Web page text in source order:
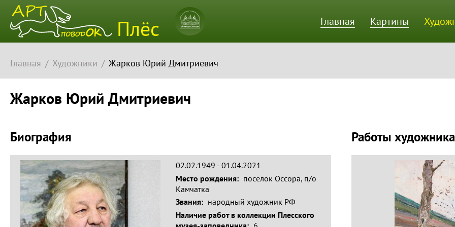
Плёс
Плёсский
музей-
заповедник
Главная Картины
Главная Художники Жарков Юрий Дмитриевич
Жарков Юрий Дмитриевич
Биография
02.02.1949 - 01.04.2021
Место рождения: поселок Оссора, п/о
Камчатка
Звания: народный художник РФ
Наличие работ в коллекции Плесского
Работы художника